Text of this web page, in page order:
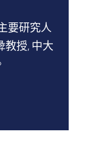
要研究人
教授, 中大